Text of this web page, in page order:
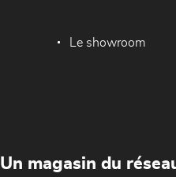
Le showroom
Un magasin du